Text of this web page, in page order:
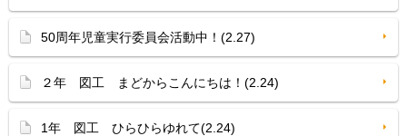
50周年児童実行委員会活動中！(2.27)
２年 図工 まどからこんにちは！(2.24)
1年 図工 ひらひらゆれて(2.24)